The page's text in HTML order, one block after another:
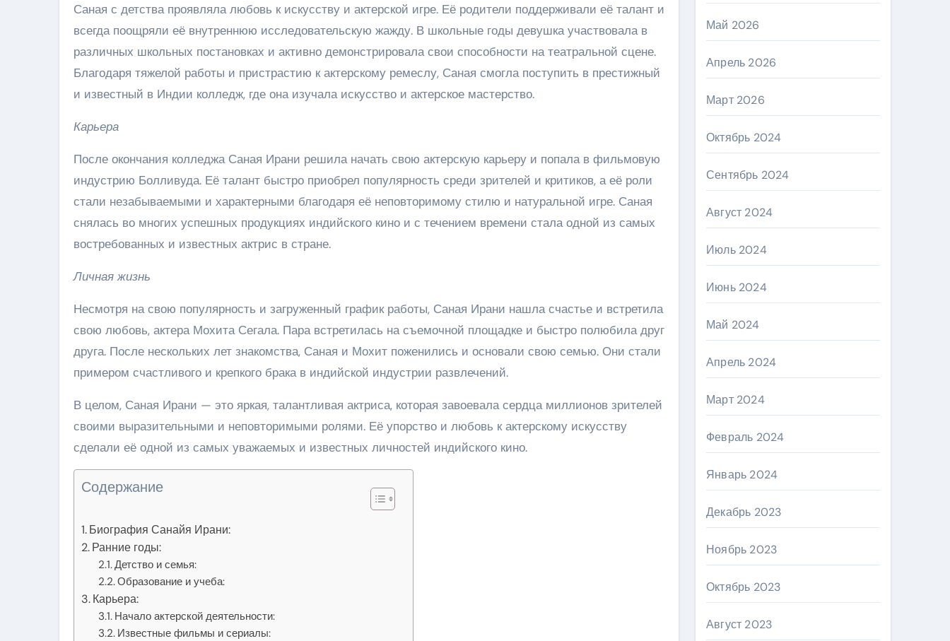
Саная с детства проявляла любовь к искусству и актерской игре. Её родители поддерживали её талант и
всегда поощряли её внутреннюю исследовательскую жажду. В школьные годы девушка участвовала в
различных школьных постановках и активно демонстрировала свои способности на театральной сцене.
Благодаря тяжелой работы и пристрастию к актерскому ремеслу, Саная смогла поступить в престижный
и известный в Индии колледж, где она изучала искусство и актерское мастерство.
Карьера
После окончания колледжа Саная Ирани решила начать свою актерскую карьеру и попала в фильмовую
индустрию Болливуда. Её талант быстро приобрел популярность среди зрителей и критиков, а её роли
стали незабываемыми и характерными благодаря её неповторимому стилю и натуральной игре. Саная
снялась во многих успешных продукциях индийского кино и с течением времени стала одной из самых
востребованных и известных актрис в стране.
Личная жизнь
Несмотря на свою популярность и загруженный график работы, Саная Ирани нашла счастье и встретила
свою любовь, актера Мохита Сегала. Пара встретилась на съемочной площадке и быстро полюбила друг
друга. После нескольких лет знакомства, Саная и Мохит поженились и основали свою семью. Они стали
примером счастливого и крепкого брака в индийской индустрии развлечений.
В целом, Саная Ирани — это яркая, талантливая актриса, которая завоевала сердца миллионов зрителей
своими выразительными и неповторимыми ролями. Её упорство и любовь к актерскому искусству
сделали её одной из самых уважаемых и известных личностей индийского кино.
Содержание
Биография Санайя Ирани:
Ранние годы:
Детство и семья:
Образование и учеба:
Карьера:
Начало актерской деятельности:
Известные фильмы и сериалы:
Май 2026
Апрель 2026
Март 2026
Октябрь 2024
Сентябрь 2024
Август 2024
Июль 2024
Июнь 2024
Май 2024
Апрель 2024
Март 2024
Февраль 2024
Январь 2024
Декабрь 2023
Ноябрь 2023
Октябрь 2023
Август 2023